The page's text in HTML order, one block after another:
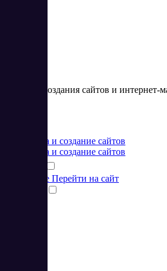
CMS для создания сайтов и интернет-
Разработка и создание сайтов
Разработка и создание сайтов
Подробнее Перейти на сайт